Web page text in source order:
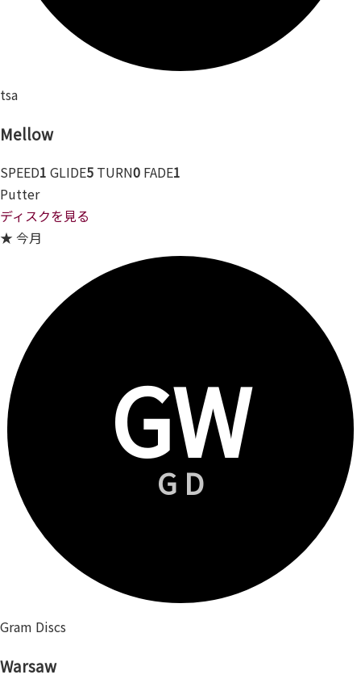
tsa
Mellow
SPEED1 GLIDE5 TURN0 FADE1
Putter
ディスクを見る
★ 今月
GW
GD
Gram Discs
Warsaw